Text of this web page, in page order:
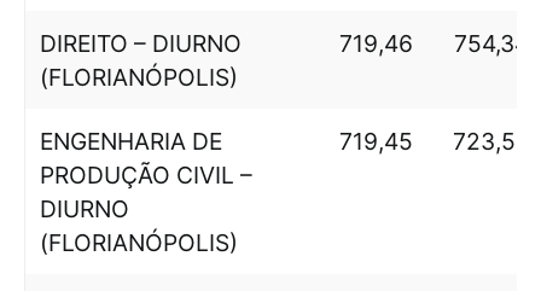
DIREITO – DIURNO
(FLORIANÓPOLIS)
719,46 754,34
ENGENHARIA DE
PRODUÇÃO CIVIL –
DIURNO
(FLORIANÓPOLIS)
719,45 723,56